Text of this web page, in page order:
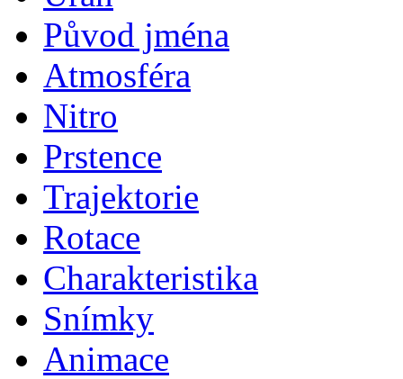
Původ jména
Atmosféra
Nitro
Prstence
Trajektorie
Rotace
Charakteristika
Snímky
Animace